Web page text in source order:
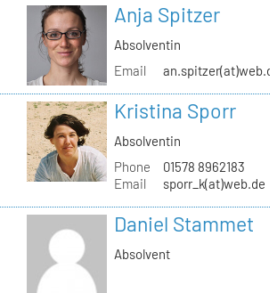
Anja Spitzer
Absolventin
Email
Kristina Sporr
Absolventin
Phone
01578 8962183
Email
sporr_k(at)web.de
Daniel Stammet
Absolvent